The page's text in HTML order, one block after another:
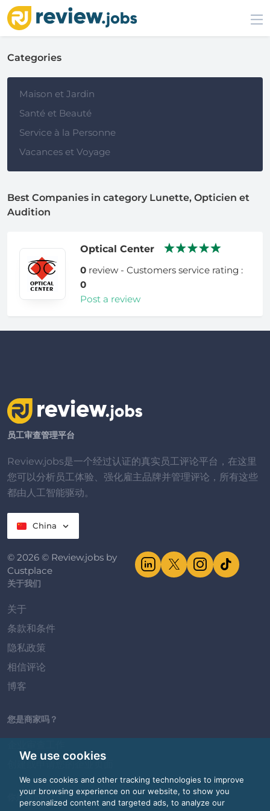
We use cookies
We use cookies and other tracking technologies to improve
your browsing experience on our website, to show you
personalized content and targeted ads, to analyze our
Categories
Maison et Jardin
Santé et Beauté
Service à la Personne
Vacances et Voyage
Best Companies in category Lunette, Opticien et
Audition
Optical Center
0review - Customers service rating :
0
Post a review
员工审查管理平台
Review.jobs是一个经过认证的真实员工评论平台，在这里
您可以分析员工体验、强化雇主品牌并管理评论，所有这些
都由人工智能驱动。
China
© 2026 © Review.jobs by
Custplace
关于我们
关于
条款和条件
隐私政策
相信评论
博客
您是商家吗？
你是雇员吗?